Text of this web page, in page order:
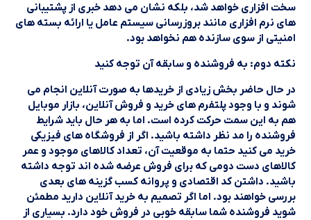
سخت افزاری خواهد شد، بلکه نشان می دهد خبری از پشتیبانی
های نرم افزاری مانند بروزرسانی سیستم عامل یا ارائه بسته های
امنیتی از سوی سازنده هم نخواهد بود.
نکته دوم: به فروشنده و سابقه آن توجه کنید
در حال حاضر بخش زیادی از خریدها به صورت آنلاین انجام می
شوند و با وجود پلتفرم های خرید و فروش آنلاین، بازار موبایل
هم به این سمت حرکت کرده است. اما به هر حال باید شرایط
فروشنده را مد نظر داشته باشید. اگر از فروشگاه های فیزیکی
خرید می کنید حتما به موقعیت آن، تعداد کالاهای موجود و عمر
کالاهای دست دومی که برای فروش عرضه شده اند توجه داشته
باشید. داشتن کد اقتصادی و پروانه کسب گزینه های بعدی
بررسی خواهند بود. اما اگر تصمیم به خرید آنلاین دارید مطمئن
شوید فروشنده شما سابقه خوبی در فروش خود دارد. بسیاری از